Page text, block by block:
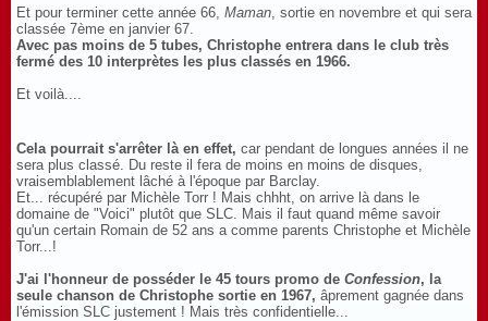
Et pour terminer cette année 66, Maman, sortie en novembre et qui sera
classée 7ème en janvier 67.
Avec pas moins de 5 tubes, Christophe entrera dans le club très
fermé des 10 interprètes les plus classés en 1966.
Et voilà....
Cela pourrait s'arrêter là en effet, car pendant de longues années il ne
sera plus classé. Du reste il fera de moins en moins de disques,
vraisemblablement lâché à l'époque par Barclay.
Et... récupéré par Michèle Torr ! Mais chhht, on arrive là dans le
domaine de "Voici" plutôt que SLC. Mais il faut quand même savoir
qu'un certain Romain de 52 ans a comme parents Christophe et Michèle
Torr...!
J'ai l'honneur de posséder le 45 tours promo de Confession, la
seule chanson de Christophe sortie en 1967, âprement gagnée dans
l'émission SLC justement ! Mais très confidentielle...